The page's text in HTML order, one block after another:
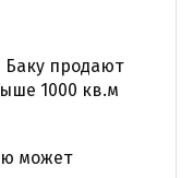
Баку продают
1000 кв.м
может